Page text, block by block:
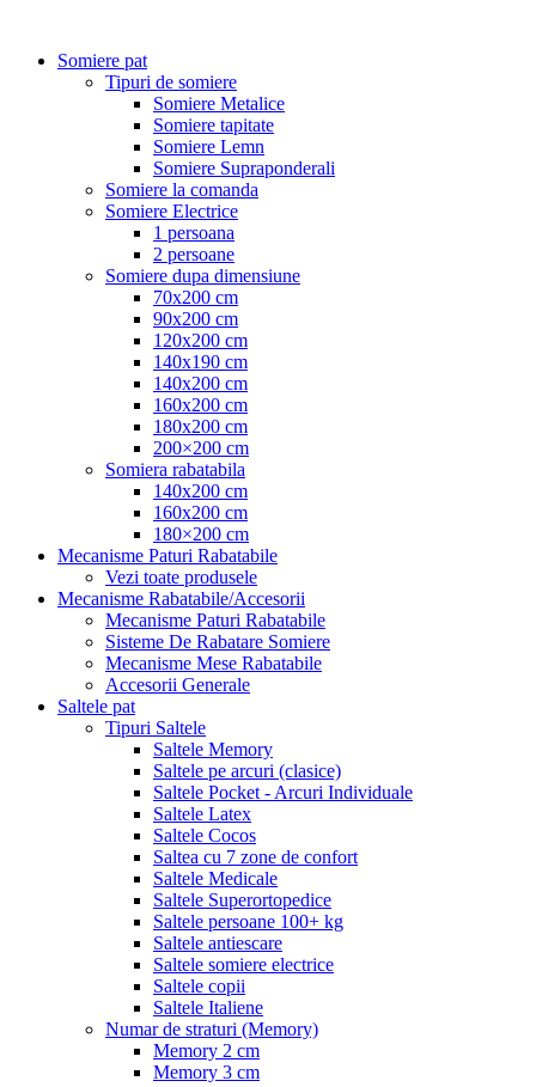
Somiere pat
Tipuri de somiere
Somiere Metalice
Somiere tapitate
Somiere Lemn
Somiere Supraponderali
Somiere la comanda
Somiere Electrice
1 persoana
2 persoane
Somiere dupa dimensiune
70x200 cm
90x200 cm
120x200 cm
140x190 cm
140x200 cm
160x200 cm
180x200 cm
200×200 cm
Somiera rabatabila
140x200 cm
160x200 cm
180×200 cm
Mecanisme Paturi Rabatabile
Vezi toate produsele
Mecanisme Rabatabile/Accesorii
Mecanisme Paturi Rabatabile
Sisteme De Rabatare Somiere
Mecanisme Mese Rabatabile
Accesorii Generale
Saltele pat
Tipuri Saltele
Saltele Memory
Saltele pe arcuri (clasice)
Saltele Pocket - Arcuri Individuale
Saltele Latex
Saltele Cocos
Saltea cu 7 zone de confort
Saltele Medicale
Saltele Superortopedice
Saltele persoane 100+ kg
Saltele antiescare
Saltele somiere electrice
Saltele copii
Saltele Italiene
Numar de straturi (Memory)
Memory 2 cm
Memory 3 cm